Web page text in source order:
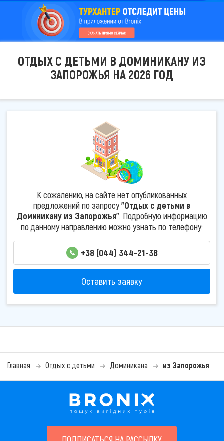
ОТДЫХ С ДЕТЬМИ В ДОМИНИКАНУ ИЗ
ЗАПОРОЖЬЯ НА 2026 ГОД
К сожалению, на сайте нет опубликованных
предложений по запросу"Отдых с детьми в
Доминикану из Запорожья". Подробную информацию
по данному направлению можно узнать по телефону:
+38 (044) 344-21-38
Оставить заявку
Главная Отдых с детьми Доминикана из Запорожья